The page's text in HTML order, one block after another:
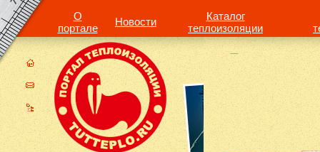
О
портале
Новости
Каталог
теплоизоляции